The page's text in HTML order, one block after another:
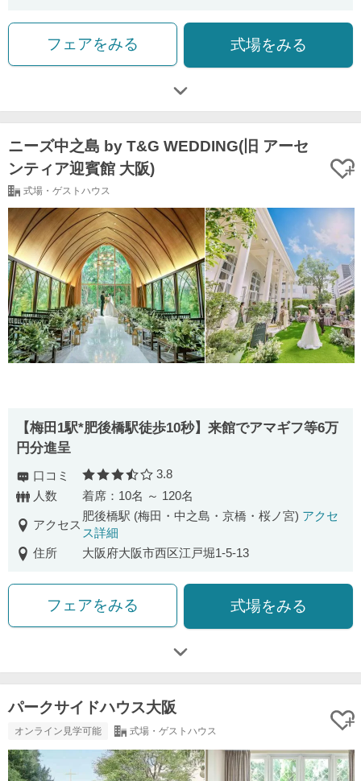
フェアをみる 式場をみる
ニーズ中之島 by T&G WEDDING(旧 アーセ
ンティア迎賓館 大阪)
式場・ゲストハウス
【梅田1駅*肥後橋駅徒歩10秒】来館でアマギフ等6万
円分進呈
口コミ 口コミ評価
3.8
人数
着席：10名 ～ 120名
アクセス
肥後橋駅 (梅田・中之島・京橋・桜ノ宮) アクセ
ス詳細
住所
大阪府大阪市西区江戸堀1-5-13
フェアをみる 式場をみる
パークサイドハウス大阪
オンライン見学可能 式場・ゲストハウス